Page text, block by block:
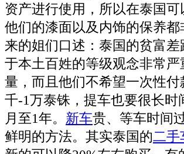
资产进行使用，所以在泰国
他们的漆面以及内饰的保养
来的姐们口述：泰国的贫富
于本土百姓的等级观念非常严
量，而且他们不希望一次性
千-1万泰铢，提车也要很长时
月至1年。 新车贵、等车时间
鲜明的方法。其实泰国的二手